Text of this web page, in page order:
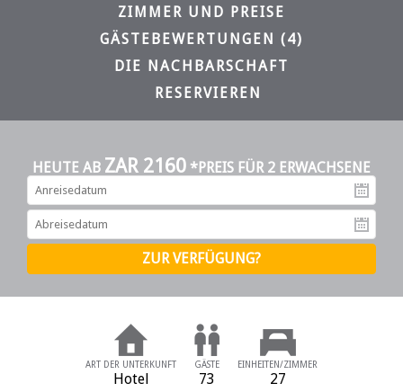
ZIMMER UND PREISE
GÄSTEBEWERTUNGEN (4)
DIE NACHBARSCHAFT
RESERVIEREN
HEUTE AB ZAR 2160 *PREIS FÜR 2 ERWACHSENE
ART DER UNTERKUNFT
Hotel
GÄSTE
73
EINHEITEN/ZIMMER
27